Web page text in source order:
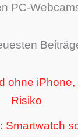
PC-
ohne
Risiko
Smartwatch